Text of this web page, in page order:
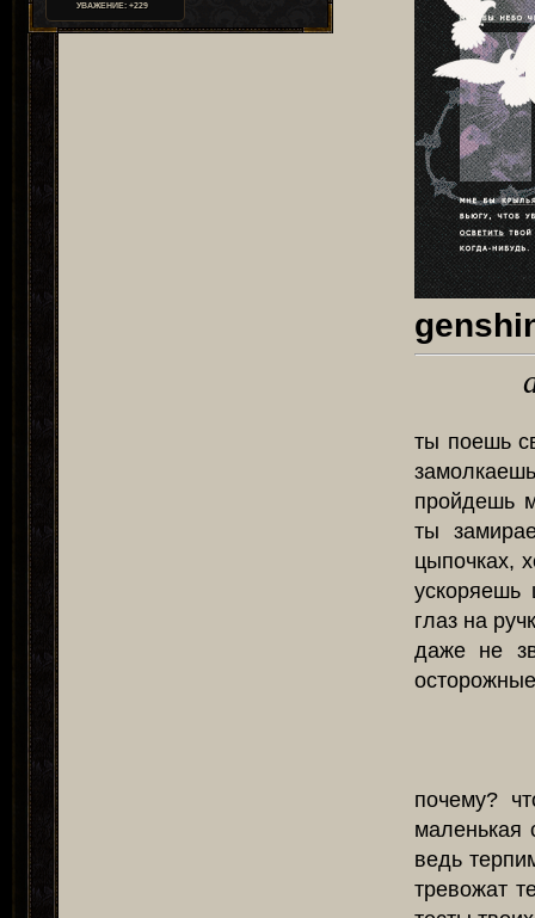
УВАЖЕНИЕ: +229
ты поешь
пройдешь
ты
цыпочках,
глаз на
даже не
почему?
маленькая
ведь
тревожат